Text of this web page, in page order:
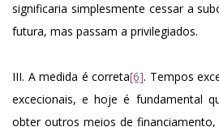
significaria simplesmente cessar a
futura, mas passam a privilegiados.
III. A medida é correta[6]. Tempos
excecionais, e hoje é fundamental
obter outros meios de